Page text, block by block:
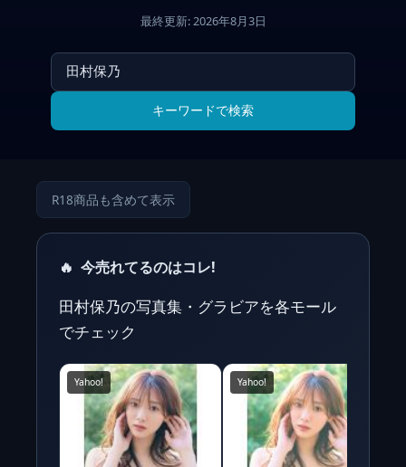
最終更新: 2026年8月3日
キーワードで検索
R18商品も含めて表示
🔥 今売れてるのはコレ!
田村保乃の写真集・グラビアを各モール
でチェック
Yahoo! Yahoo!